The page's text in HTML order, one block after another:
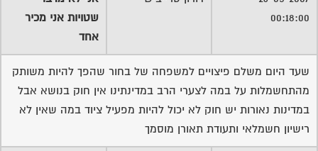
00:18:00
שטויות אני מכיר
אחד
שעד היום משלם פיצויים למשפחה של בחור שהפך להיות משותק
מהתחשמלות על במה לצערי הרב במדינתינו אין חוק בנושא אבל
במדינות נאורות יש חוק לא יכול להיות מפעיל ציוד במה שאין לא
רישיון חשמלאי ותעודת תאורן מוסמך